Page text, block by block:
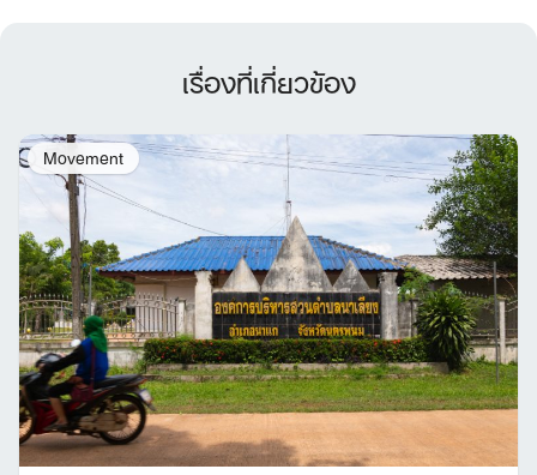
เรื่องที่เกี่ยวข้อง
Movement